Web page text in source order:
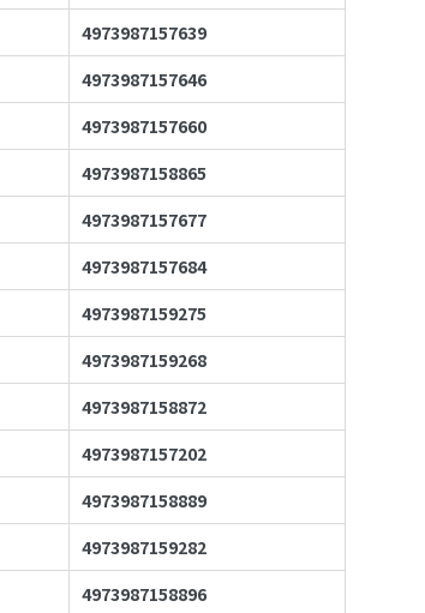
4973987157639
4973987157646
4973987157660
4973987158865
4973987157677
4973987157684
4973987159275
4973987159268
4973987158872
4973987157202
4973987158889
4973987159282
4973987158896